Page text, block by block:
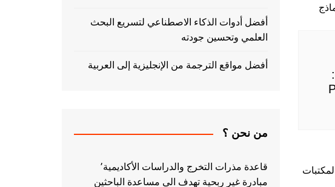
أفضل أدوات الذكاء الاصطناعي لتسريع البحث
العلمي وتحسين جودته
أفضل مواقع الترجمة من الإنجليزية إلى العربية
من نحن ؟
قاعدة مذرات التخرج والدراسات الأكاديمية٬
مبادرة غير ربحية تهدف الى مساعدة الباحثين